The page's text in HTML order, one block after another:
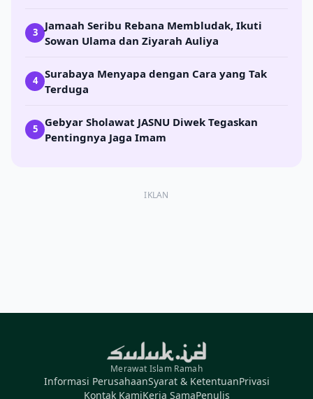
3
Jamaah Seribu Rebana Membludak, Ikuti
Sowan Ulama dan Ziyarah Auliya
4
Surabaya Menyapa dengan Cara yang Tak
Terduga
5
Gebyar Sholawat JASNU Diwek Tegaskan
Pentingnya Jaga Imam
IKLAN
Merawat Islam Ramah
Informasi PerusahaanSyarat & KetentuanPrivasi
Kontak KamiKerja SamaPenulis